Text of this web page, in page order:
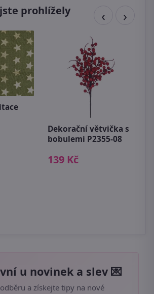
prohlížely
Dekorační větvička s
bobulemi P2355-08
139 Kč
u novinek a slev 💌
a získejte tipy na nové